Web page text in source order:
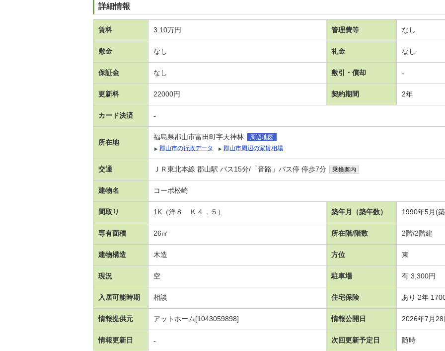
詳細情報
賃料 3.10万円 管理費等 なし
敷金 なし 礼金 なし
保証金 なし 敷引・償却 -
更新料 22000円 契約期間 2年
カード決済 -
所在地
福島県郡山市富田町字天神林
周辺地図
郡山市の行政データ
郡山市周辺の家賃相場
交通 ＪＲ東北本線 郡山駅 バス15分/「音路」バス停 停歩7分 乗換案内
建物名 コーポ松崎
間取り 1K（洋８ Ｋ４．５） 築年月（築年数） 1990年5月(
専有面積 26㎡ 所在階/階数 2階/2階建
建物構造 木造 方位 東
現況 空 駐車場 有 3,300円
入居可能時期 相談 住宅保険 あり 2年
情報提供元 アットホーム[1043059898] 情報公開日 2026年7月28
情報更新日 - 次回更新予定日 随時